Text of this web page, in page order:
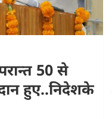
50 से
दान हुए..निदेशके